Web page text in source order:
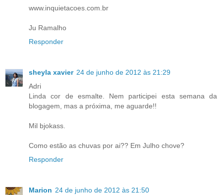
www.inquietacoes.com.br
Ju Ramalho
Responder
sheyla xavier 24 de junho de 2012 às 21:29
Adri
Linda cor de esmalte. Nem participei esta semana da
blogagem, mas a próxima, me aguarde!!
Mil bjokass.
Como estão as chuvas por ai?? Em Julho chove?
Responder
Marion 24 de junho de 2012 às 21:50